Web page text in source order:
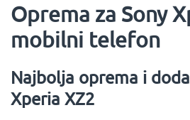
Oprema za Sony
mobilni telefon
Najbolja oprema i
Xperia XZ2